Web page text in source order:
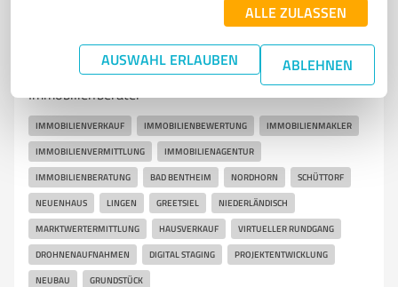
ALLE ZULASSEN
AUSWAHL ERLAUBEN ABLEHNEN
Immobilienvermittlung
CENTURY 21 Altenhöner Immobilien
Immobilienberater
IMMOBILIENVERKAUF IMMOBILIENBEWERTUNG IMMOBILIENMAKLER
IMMOBILIENVERMITTLUNG IMMOBILIENAGENTUR
IMMOBILIENBERATUNG BAD BENTHEIM NORDHORN SCHÜTTORF
NEUENHAUS LINGEN GREETSIEL NIEDERLÄNDISCH
MARKTWERTERMITTLUNG HAUSVERKAUF VIRTUELLER RUNDGANG
DROHNENAUFNAHMEN DIGITAL STAGING PROJEKTENTWICKLUNG
NEUBAU GRUNDSTÜCK